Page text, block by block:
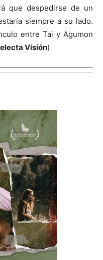
que despedirse de un
siempre a su lado.
entre Tai y Agumon
Visión)